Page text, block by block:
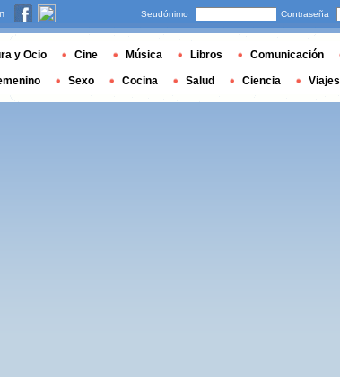
Seudónimo Contraseña
y Ocio Cine Música Libros Comunicación
Sexo Cocina Salud Ciencia Viajes